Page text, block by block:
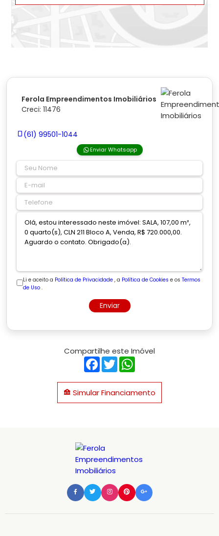
Ferola Empreendimentos Imobiliários
Creci: 11476
(61) 99501-1044
Enviar Whatsapp
Li e aceito a Política de Privacidade , a Política de Cookies e os Termos
de Uso .
Enviar
Compartilhe este Imóvel
Facebook
Twitter
Simular Financiamento